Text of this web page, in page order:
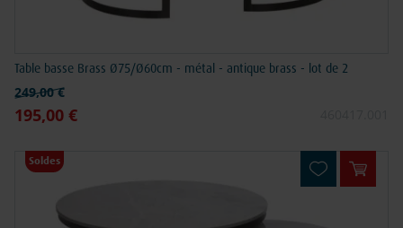
Table basse Brass Ø75/Ø60cm - métal - antique brass - lot de 2
Prix spécial
195,00 €
Prix normal
249,00 €
Soldes